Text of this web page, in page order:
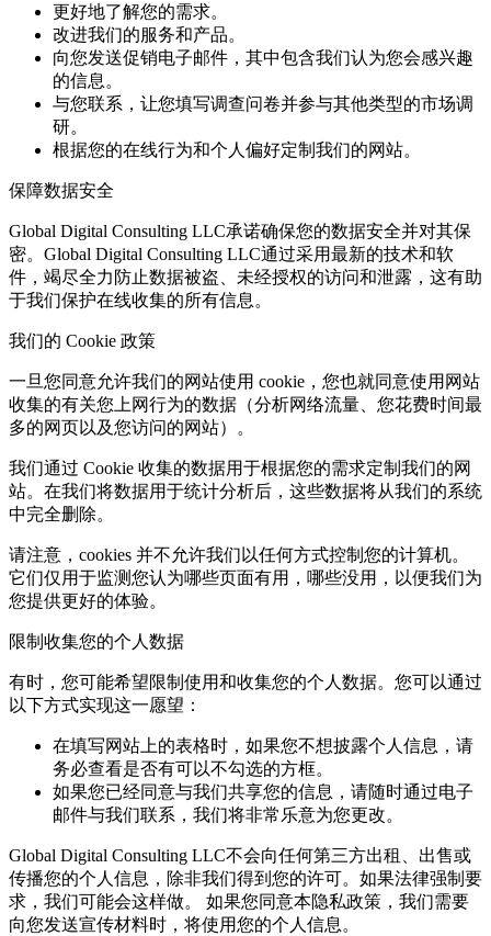
更好地了解您的需求。
改进我们的服务和产品。
向您发送促销电子邮件，其中包含我们认为您会感兴趣
的信息。
与您联系，让您填写调查问卷并参与其他类型的市场调
研。
根据您的在线行为和个人偏好定制我们的网站。
保障数据安全
Global Digital Consulting LLC承诺确保您的数据安全并对其保
密。Global Digital Consulting LLC通过采用最新的技术和软
件，竭尽全力防止数据被盗、未经授权的访问和泄露，这有助
于我们保护在线收集的所有信息。
我们的 Cookie 政策
一旦您同意允许我们的网站使用 cookie，您也就同意使用网站
收集的有关您上网行为的数据（分析网络流量、您花费时间最
多的网页以及您访问的网站）。
我们通过 Cookie 收集的数据用于根据您的需求定制我们的网
站。在我们将数据用于统计分析后，这些数据将从我们的系统
中完全删除。
请注意，cookies 并不允许我们以任何方式控制您的计算机。
它们仅用于监测您认为哪些页面有用，哪些没用，以便我们为
您提供更好的体验。
限制收集您的个人数据
有时，您可能希望限制使用和收集您的个人数据。您可以通过
以下方式实现这一愿望：
在填写网站上的表格时，如果您不想披露个人信息，请
务必查看是否有可以不勾选的方框。
如果您已经同意与我们共享您的信息，请随时通过电子
邮件与我们联系，我们将非常乐意为您更改。
Global Digital Consulting LLC不会向任何第三方出租、出售或
传播您的个人信息，除非我们得到您的许可。如果法律强制要
求，我们可能会这样做。 如果您同意本隐私政策，我们需要
向您发送宣传材料时，将使用您的个人信息。